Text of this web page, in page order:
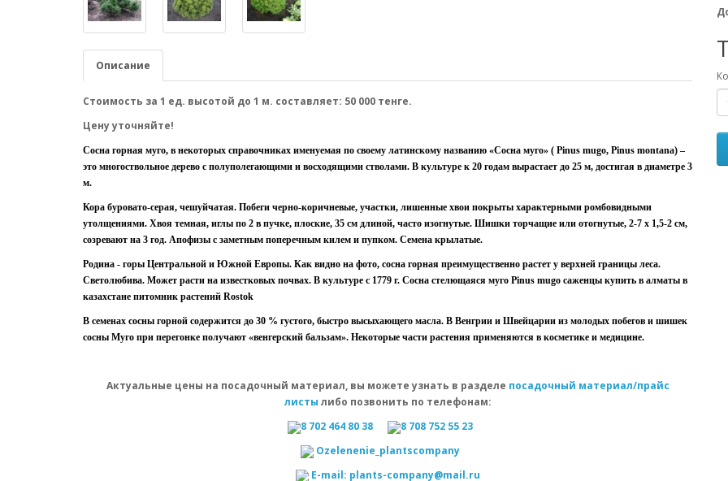
Описание
Стоимость за 1 ед. высотой до 1 м. составляет: 50 000 тенге.
Цену уточняйте!
Сосна горная муго, в некоторых справочниках именуемая по своему латинскому названию «Сосна муго» ( Pinus mugo, Pinus montana) –
это многоствольное дерево с полуполегающими и восходящими стволами. В культуре к 20 годам вырастает до 25 м, достигая в диаметре 3
м.
Кора буровато-серая, чешуйчатая. Побеги черно-коричневые, участки, лишенные хвои покрыты характерными ромбовидными
утолщениями. Хвоя темная, иглы по 2 в пучке, плоские, 35 см длиной, часто изогнутые. Шишки торчащие или отогнутые, 2-7 х 1,5-2 см,
созревают на 3 год. Апофизы с заметным поперечным килем и пупком. Семена крылатые.
Родина - горы Центральной и Южной Европы. Как видно на фото, сосна горная преимущественно растет у верхней границы леса.
Светолюбива. Может расти на известковых почвах. В культуре с 1779 г. Сосна стелющаяся муго Pinus mugo саженцы купить в алматы в
казахстане питомник растений Rostok
В семенах сосны горной содержится до 30 % густого, быстро высыхающего масла. В Венгрии и Швейцарии из молодых побегов и шишек
сосны Муго при перегонке получают «венгерский бальзам». Некоторые части растения применяются в косметике и медицине.
Актуальные цены на посадочный материал, вы можете узнать в разделе посадочный материал/прайс
листы либо позвонить по телефонам:
8 702 464 80 38
8 708 752 55 23
Оzelenenie_plantscompany
E-mail: plants-company@mail.ru